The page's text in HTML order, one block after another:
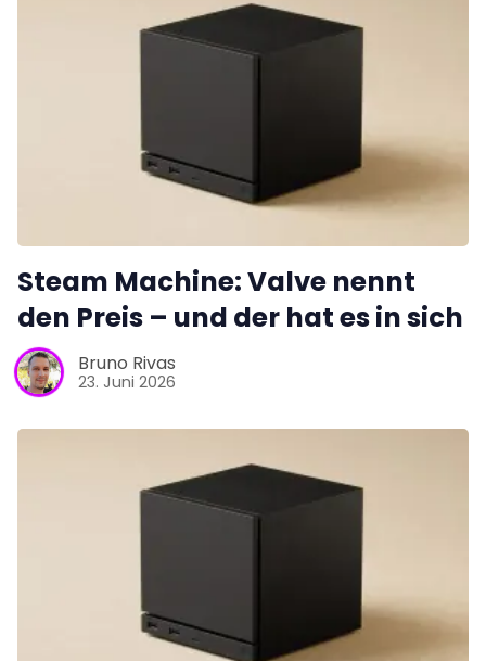
Steam Machine: Valve nennt
den Preis – und der hat es in sich
Bruno Rivas
23. Juni 2026